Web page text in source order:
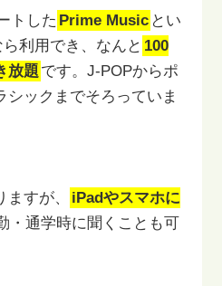
トした Prime Music とい
ら利用でき、なんと 100
放題 です。J-POPからポ
シックまでそろっていま
すが、
iPadやスマホに
・通学時に聞くことも可